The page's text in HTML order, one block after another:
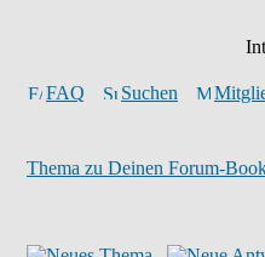
FAQ Suchen
Thema zu Deinen Forum-